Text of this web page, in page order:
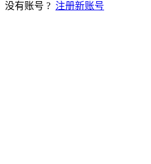
没有账号 ? 注册新账号